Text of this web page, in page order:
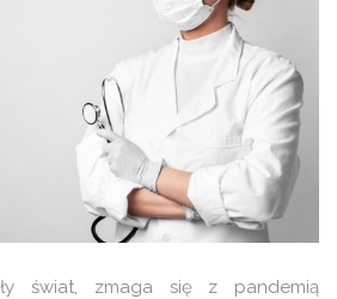
świat, zmaga się z pandemią